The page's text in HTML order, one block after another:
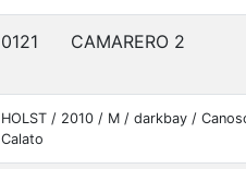
0121 CAMARERO 2
HOLST / 2010 / M / darkbay /
Calato